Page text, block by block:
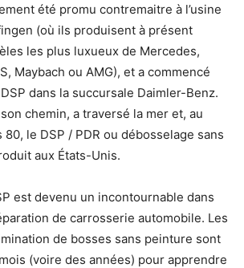
été promu contremaitre à l’usine
(où ils produisent à présent
les plus luxueux de Mercedes,
Maybach ou AMG), et a commencé
dans la succursale Daimler-Benz.
chemin, a traversé la mer et, au
le DSP / PDR ou débosselage sans
aux États-Unis.
est devenu un incontournable dans
de carrosserie automobile. Les
de bosses sans peinture sont
(voire des années) pour apprendre